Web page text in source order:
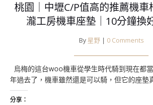
桃園｜中壢C/P值高的推薦機車
瀧工房機車座墊｜10分鐘換
By 星野 | 0 Comments
烏梅的這台woo機車從學生時代騎到現在都
年過去了，機車雖然還是可以騎，但它的座墊
分享：